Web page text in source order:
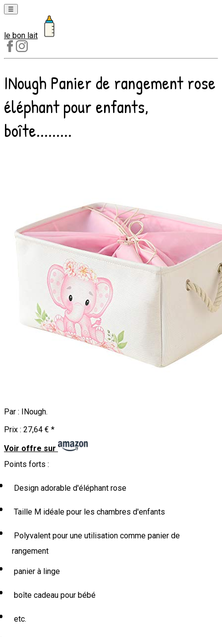
☰
Laits
1er
âge
Laits
2e
âge
Laits
de
le bon lait
INough Panier de rangement rose
éléphant pour enfants,
boîte.........
Par : INough.
Prix : 27,64 € *
Voir offre sur
Points forts :
Design adorable d'éléphant rose
Taille M idéale pour les chambres d'enfants
Polyvalent pour une utilisation comme panier de
rangement
panier à linge
boîte cadeau pour bébé
etc.